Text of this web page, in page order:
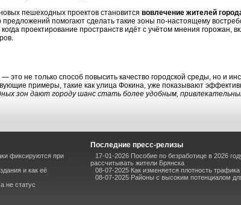
пешеходных проектов становится вовлечение жителей
помогают сделать такие зоны по-настоящему
проектирование пространств идёт с учётом мнения горожан,
— это не только способ повысить качество городской среды, но и
примеры, такие как улица Фокина, уже показывают
зон дают городу шанс стать более удобным,
фиксируются при
и как её
не статус
Последние пресс-релизы
17-01-2026 Пособие по безработице в 2026
рассчитывать жители Брянска
08-07-2025 Как изменяется плотность
08-07-2025 Районы с высоким потенциалом